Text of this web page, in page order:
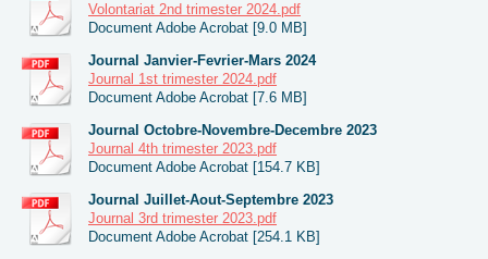
Volontariat 2nd trimester 2024.pdf
Document Adobe Acrobat [9.0 MB]
Journal Janvier-Fevrier-Mars 2024
Journal 1st trimester 2024.pdf
Document Adobe Acrobat [7.6 MB]
Journal Octobre-Novembre-Decembre 2023
Journal 4th trimester 2023.pdf
Document Adobe Acrobat [154.7 KB]
Journal Juillet-Aout-Septembre 2023
Journal 3rd trimester 2023.pdf
Document Adobe Acrobat [254.1 KB]